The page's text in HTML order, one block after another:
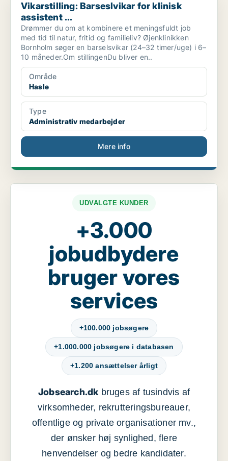
Vikarstilling: Barseslvikar for klinisk
assistent ...
Drømmer du om at kombinere et meningsfuldt job
med tid til natur, fritid og familieliv? Øjenklinikken
Bornholm søger en barselsvikar (24–32 timer/uge) i 6–
10 måneder.Om stillingenDu bliver en..
Område
Hasle
Type
Administrativ medarbejder
Mere info
UDVALGTE KUNDER
+3.000
jobudbydere
bruger vores
services
+100.000 jobsøgere
+1.000.000 jobsøgere i databasen
+1.200 ansættelser årligt
Jobsearch.dkbruges af tusindvis af
virksomheder, rekrutteringsbureauer,
offentlige og private organisationer mv.,
der ønsker høj synlighed, flere
henvendelser og bedre kandidater.